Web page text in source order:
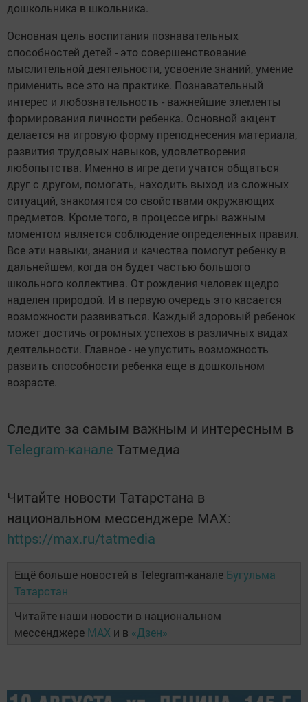
дошкольника в школьника.
Основная цель воспитания познавательных
способностей детей - это совершенствование
мыслительной деятельности, усвоение знаний, умение
применить все это на практике. Познавательный
интерес и любознательность - важнейшие элементы
формирования личности ребенка. Основной акцент
делается на игровую форму преподнесения материала,
развития трудовых навыков, удовлетворения
любопытства. Именно в игре дети учатся общаться
друг с другом, помогать, находить выход из сложных
ситуаций, знакомятся со свойствами окружающих
предметов. Кроме того, в процессе игры важным
моментом является соблюдение определенных правил.
Все эти навыки, знания и качества помогут ребенку в
дальнейшем, когда он будет частью большого
школьного коллектива. От рождения человек щедро
наделен природой. И в первую очередь это касается
возможности развиваться. Каждый здоровый ребенок
может достичь огромных успехов в различных видах
деятельности. Главное - не упустить возможность
развить способности ребенка еще в дошкольном
возрасте.
Следите за самым важным и интересным в
Telegram-канале Татмедиа
Читайте новости Татарстана в
национальном мессенджере MАХ:
https://max.ru/tatmedia
Ещё больше новостей в Telegram-канале Бугульма
Татарстан
Читайте наши новости в национальном
мессенджере MAX и в «Дзен»